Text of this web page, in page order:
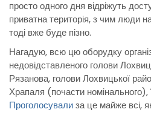
просто одного дня відріжуть
приватна територія, з чим люди
тоді вже буде пізно.
Нагадую, всю цю оборудку
недовідставленого голови
Рязанова, голови Лохвицької
Храпаля (почасти номінального),
Проголосувализа це майже всі,